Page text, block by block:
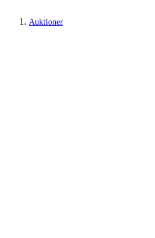
Auktioner